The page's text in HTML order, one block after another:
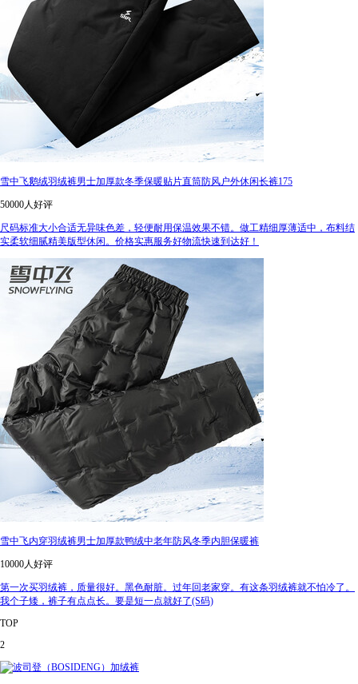
雪中飞鹅绒羽绒裤男士加厚款冬季保暖贴片直筒防风户外休闲长裤175
50000人好评
尺码标准大小合适无异味色差，轻便耐用保温效果不错。做工精细厚薄适中，布料结
实柔软细腻精美版型休闲。价格实惠服务好物流快速到达好！
雪中飞内穿羽绒裤男士加厚款鸭绒中老年防风冬季内胆保暖裤
10000人好评
第一次买羽绒裤，质量很好。黑色耐脏。过年回老家穿。有这条羽绒裤就不怕冷了。
我个子矮，裤子有点点长。要是短一点就好了(S码)
TOP
2